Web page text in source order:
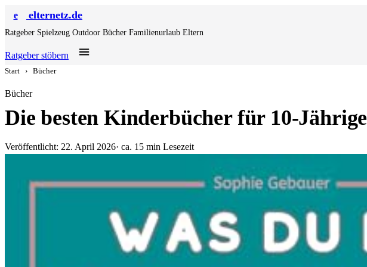
e elternetz.de
Ratgeber Spielzeug Outdoor Bücher Familienurlaub Eltern
Ratgeber stöbern
Start › Bücher
Bücher
Die besten Kinderbücher für 10-Jährige
Veröffentlicht: 22. April 2026· ca. 15 min Lesezeit